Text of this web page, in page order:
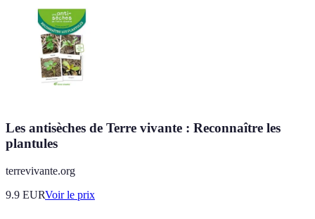
Les antisèches de Terre vivante : Reconnaître les
plantules
terrevivante.org
9.9 EURVoir le prix